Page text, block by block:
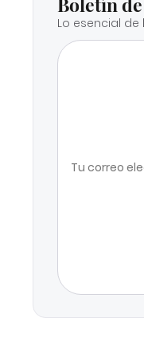
Lo esencial